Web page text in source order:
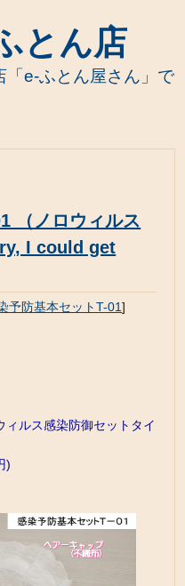
とん店
「e-ふとん屋さん」で
（ノロウィルス
I could get
予防基本セットT-01]
ルス感染防御セットタイ
)